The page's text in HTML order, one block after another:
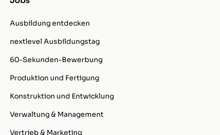
Ausbildung entdecken
nextlevel Ausbildungstag
60-Sekunden-Bewerbung
Produktion und Fertigung
Konstruktion und Entwicklung
Verwaltung & Management
Vertrieb & Marketing